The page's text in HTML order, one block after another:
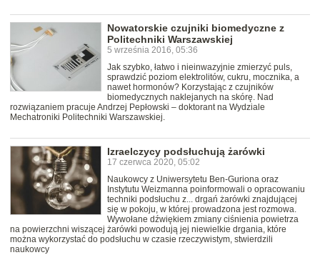
Nowatorskie czujniki biomedyczne z
Politechniki Warszawskiej
5 września 2016, 05:36
Jak szybko, łatwo i nieinwazyjnie zmierzyć puls,
sprawdzić poziom elektrolitów, cukru, mocznika, a
nawet hormonów? Korzystając z czujników
biomedycznych naklejanych na skórę. Nad
rozwiązaniem pracuje Andrzej Pepłowski – doktorant na Wydziale
Mechatroniki Politechniki Warszawskiej.
Izraelczycy podsłuchują żarówki
17 czerwca 2020, 05:02
Naukowcy z Uniwersytetu Ben-Guriona oraz
Instytutu Weizmanna poinformowali o opracowaniu
techniki podsłuchu z... drgań żarówki znajdującej
się w pokoju, w której prowadzona jest rozmowa.
Wywołane dźwiękiem zmiany ciśnienia powietrza
na powierzchni wiszącej żarówki powodują jej niewielkie drgania, które
można wykorzystać do podsłuchu w czasie rzeczywistym, stwierdzili
naukowcy